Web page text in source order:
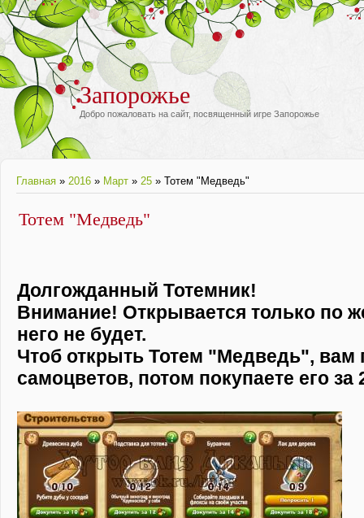
Запорожье
Добро пожаловать на сайт, посвященный игре Запорожье
Главная » 2016 » Март » 25 » Тотем "Медведь"
Тотем "Медведь"
Долгожданный Тотемник!
Внимание! Открывается только по
него не будет.
Чтоб открыть Тотем "Медведь", вам
самоцветов, потом покупаете его за